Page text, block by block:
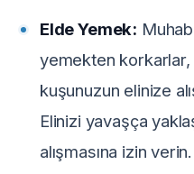
Elde Yemek:
yemekten
kuşunuzun elinize
Elinizi yavaşça
alışmasına izin verin.